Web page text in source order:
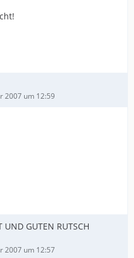
2007 um 12:59
UND GUTEN RUTSCH
2007 um 12:57